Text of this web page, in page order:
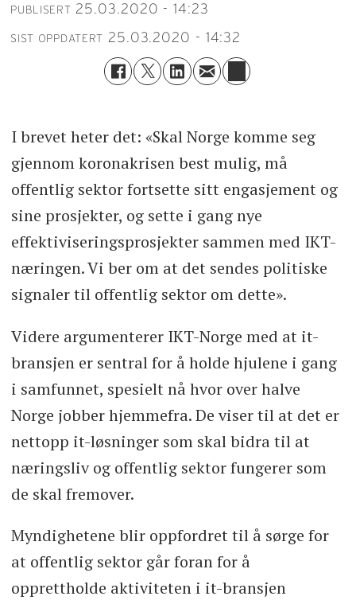
PUBLISERT 25.03.2020 - 14:23
SIST OPPDATERT 25.03.2020 - 14:32
I brevet heter det: «Skal Norge komme seg
gjennom koronakrisen best mulig, må
offentlig sektor fortsette sitt engasjement og
sine prosjekter, og sette i gang nye
effektiviseringsprosjekter sammen med IKT-
næringen. Vi ber om at det sendes politiske
signaler til offentlig sektor om dette».
Videre argumenterer IKT-Norge med at it-
bransjen er sentral for å holde hjulene i gang
i samfunnet, spesielt nå hvor over halve
Norge jobber hjemmefra. De viser til at det er
nettopp it-løsninger som skal bidra til at
næringsliv og offentlig sektor fungerer som
de skal fremover.
Myndighetene blir oppfordret til å sørge for
at offentlig sektor går foran for å
opprettholde aktiviteten i it-bransjen